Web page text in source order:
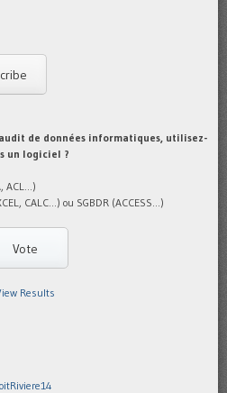
de données informatiques, utilisez-
un logiciel ?
ACL...)
CALC...) ou SGBDR (ACCESS...)
Results